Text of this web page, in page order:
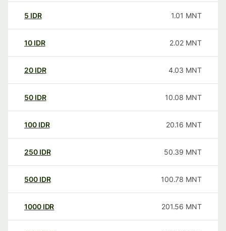
5 IDR 1.01 MNT
10 IDR 2.02 MNT
20 IDR 4.03 MNT
50 IDR 10.08 MNT
100 IDR 20.16 MNT
250 IDR 50.39 MNT
500 IDR 100.78 MNT
1000 IDR 201.56 MNT